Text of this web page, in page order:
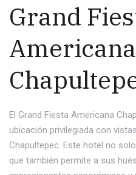
Grand
Americana
El Grand Fiesta Americana
ubicación privilegiada con
Chapultepec. Este hotel no
que también permite a sus